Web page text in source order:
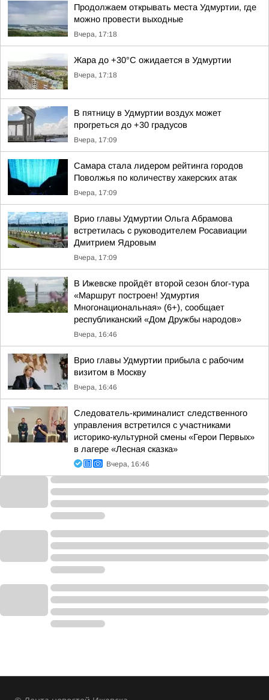
Продолжаем открывать места Удмуртии, где
можно провести выходные
Вчера, 17:18
Жара до +30°С ожидается в Удмуртии
Вчера, 17:18
В пятницу в Удмуртии воздух может
прогреться до +30 градусов
Вчера, 17:09
Самара стала лидером рейтинга городов
Поволжья по количеству хакерских атак
Вчера, 17:09
Врио главы Удмуртии Ольга Абрамова
встретилась с руководителем Росавиации
Дмитрием Ядровым
Вчера, 17:09
В Ижевске пройдёт второй сезон блог-тура
«Маршрут построен! Удмуртия
Многонациональная» (6+), сообщает
республиканский «Дом Дружбы народов»
Вчера, 16:46
Врио главы Удмуртии прибыла с рабочим
визитом в Москву
Вчера, 16:46
Следователь-криминалист следственного
управления встретился с участниками
историко-культурной смены «Герои Первых»
в лагере «Лесная сказка»
Вчера, 16:46